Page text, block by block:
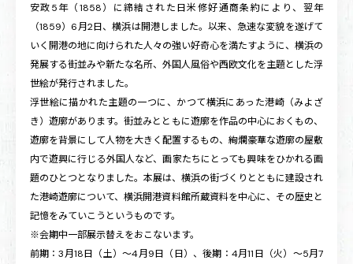
安政5年（1858）に締結された日米修好通商条約により、翌年
（1859）6月2日、横浜は開港しました。以来、急速な変貌を遂げて
いく開港の地に向けられた人々の強い好奇心を満たすように、横浜の
発展する街並みや新たな名所、外国人風俗や西欧文化を主題とした浮
世絵が発行されました。
浮世絵に描かれた主題の一つに、かつて横浜にあった港崎（みよざ
き）遊廓があります。街並みとともに遊廓を作品の中心におくもの、
遊廓を背景にして人物を大きく配置するもの、絢爛豪華な遊廓の屋敷
内で遊興に行じる外国人など、画家たちにとっても興味をひかれる画
題のひとつとなりました。本展は、横浜の街づくりとともに建設され
た港崎遊廓について、横浜開港資料館所蔵資料を中心に、その歴史と
記憶をみていこうというものです。
※会期中一部展示替えをおこないます。
前期：3月18日（土）～4月9日（日）、後期：4月11日（火）～5月7